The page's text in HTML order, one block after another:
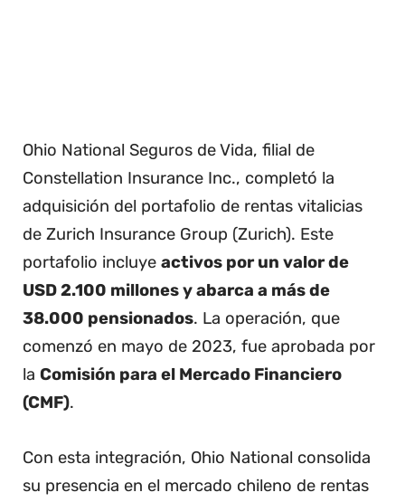
Ohio National Seguros de Vida, filial de
Constellation Insurance Inc., completó la
adquisición del portafolio de rentas vitalicias
de Zurich Insurance Group (Zurich). Este
portafolio incluye activos por un valor de
USD 2.100 millones y abarca a más de
38.000 pensionados. La operación, que
comenzó en mayo de 2023, fue aprobada por
la Comisión para el Mercado Financiero
(CMF).
Con esta integración, Ohio National consolida
su presencia en el mercado chileno de rentas